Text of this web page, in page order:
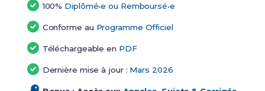
100% Diplômé•e ou Remboursé•e
Conforme au Programme Officiel
Téléchargeable en PDF
Dernière mise à jour : Mars 2026